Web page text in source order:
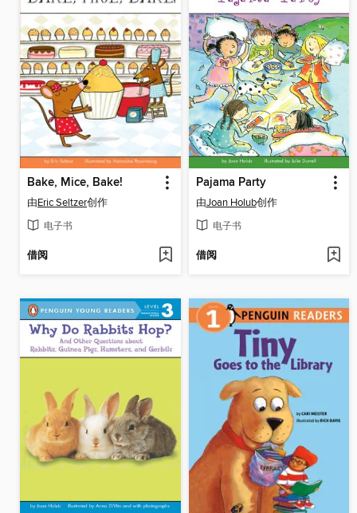
Bake, Mice, Bake!
由Eric Seltzer创作
电子书
借阅
Pajama Party
由Joan Holub创作
电子书
借阅